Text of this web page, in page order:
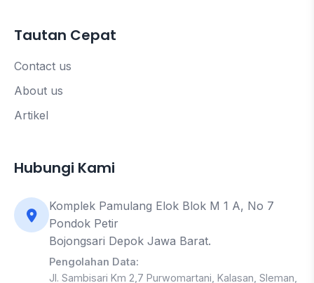
Tautan Cepat
Contact us
About us
Artikel
Hubungi Kami
Komplek Pamulang Elok Blok M 1 A, No 7
Pondok Petir
Bojongsari Depok Jawa Barat.
Pengolahan Data:
Jl. Sambisari Km 2,7 Purwomartani, Kalasan, Sleman,